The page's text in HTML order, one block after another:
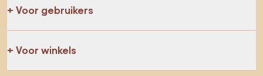
Voor gebruikers
Voor winkels